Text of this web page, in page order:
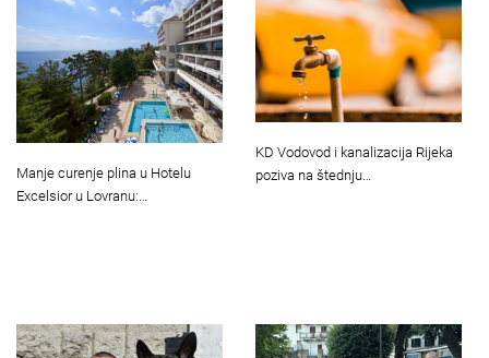
Manje curenje plina u Hotelu
Excelsior u Lovranu:…
KD Vodovod i kanalizacija Rijeka
poziva na štednju…